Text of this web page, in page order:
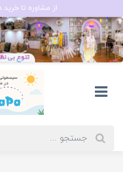
از مشاوره تا